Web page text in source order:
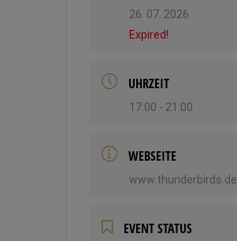
26. 07. 2026
Expired!
UHRZEIT
17:00 - 21:00
WEBSEITE
www.thunderbirds.de
EVENT STATUS